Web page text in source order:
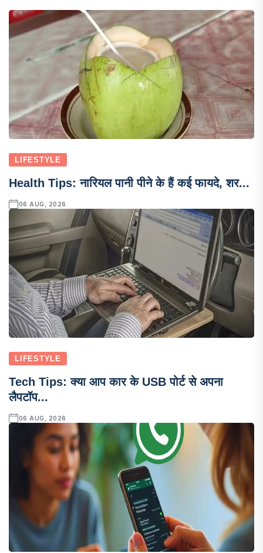
LIFESTYLE
Health Tips: नारियल पानी पीने के हैं कई फायदे, शर...
06 AUG, 2026
LIFESTYLE
Tech Tips: क्या आप कार के USB पोर्ट से अपना
लैपटॉप...
06 AUG, 2026